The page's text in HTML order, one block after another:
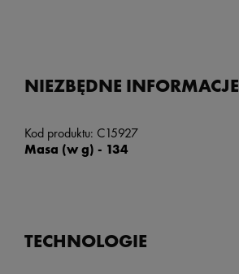
NIEZBĘDNE INFORMACJE
Kod produktu: C15927
Masa (w g) - 134
TECHNOLOGIE